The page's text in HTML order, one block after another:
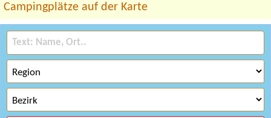
Campingplätze auf der Karte